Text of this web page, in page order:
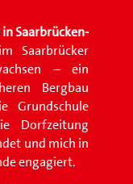
Saarbrücken-
Saarbrücker
– ein
Bergbau
Grundschule
Dorfzeitung
und mich in
engagiert.